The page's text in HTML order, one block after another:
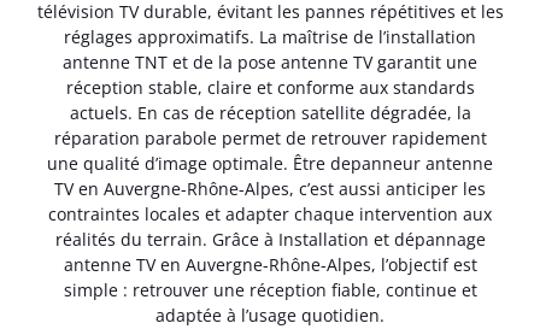
télévision TV durable, évitant les pannes répétitives et les
réglages approximatifs. La maîtrise de l’installation
antenne TNT et de la pose antenne TV garantit une
réception stable, claire et conforme aux standards
actuels. En cas de réception satellite dégradée, la
réparation parabole permet de retrouver rapidement
une qualité d’image optimale. Être depanneur antenne
TV en Auvergne-Rhône-Alpes, c’est aussi anticiper les
contraintes locales et adapter chaque intervention aux
réalités du terrain. Grâce à Installation et dépannage
antenne TV en Auvergne-Rhône-Alpes, l’objectif est
simple : retrouver une réception fiable, continue et
adaptée à l’usage quotidien.